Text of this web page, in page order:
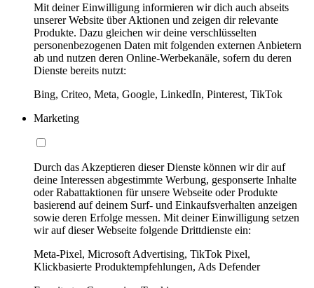
Mit deiner Einwilligung informieren wir dich auch abseits
unserer Website über Aktionen und zeigen dir relevante
Produkte. Dazu gleichen wir deine verschlüsselten
personenbezogenen Daten mit folgenden externen Anbietern
ab und nutzen deren Online-Werbekanäle, sofern du deren
Dienste bereits nutzt:
Bing, Criteo, Meta, Google, LinkedIn, Pinterest, TikTok
Marketing
Durch das Akzeptieren dieser Dienste können wir dir auf
deine Interessen abgestimmte Werbung, gesponserte Inhalte
oder Rabattaktionen für unsere Webseite oder Produkte
basierend auf deinem Surf- und Einkaufsverhalten anzeigen
sowie deren Erfolge messen. Mit deiner Einwilligung setzen
wir auf dieser Webseite folgende Drittdienste ein:
Meta-Pixel, Microsoft Advertising, TikTok Pixel,
Klickbasierte Produktempfehlungen, Ads Defender